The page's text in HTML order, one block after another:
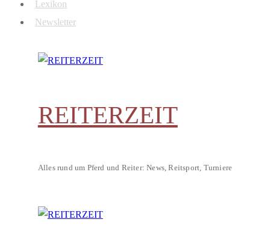
Lexikon
Newsletter
REITERZEIT
Alles rund um Pferd und Reiter: News, Reitsport, Turniere